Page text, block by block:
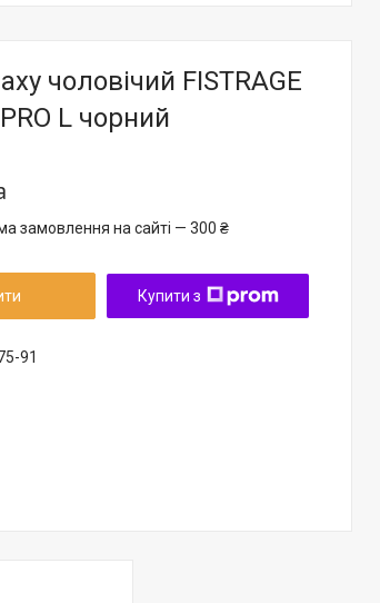
чоловічий FISTRAGE
L чорний
замовлення на сайті — 300 ₴
Купити з
91